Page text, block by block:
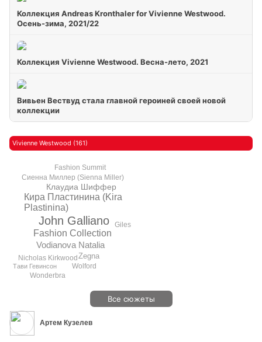
Коллекция Andreas Kronthaler for Vivienne Westwood.
Осень-зима, 2021/22
Коллекция Vivienne Westwood. Весна-лето, 2021
Вивьен Вествуд стала главной героиней своей новой
коллекции
Vivienne Westwood (161)
John Galliano
Кира Пластинина (Kira
Plastinina)
Fashion Collection
Vodianova Natalia
Клаудиа Шиффер
Zegna
Сиенна Миллер (Sienna Miller)
Wolford
Fashion Summit
Giles
Niсholas Kirkwood
Wonderbra
Тави Гевинсон
Все сюжеты
Артем Кузелев